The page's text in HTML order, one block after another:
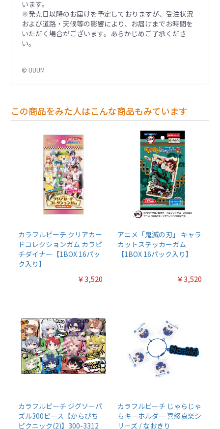
います。
※発売日以降のお届けを予定しておりますが、受注状況
および道路・天候等の影響により、お届けまでお時間を
いただく場合がございます。あらかじめご了承くださ
い。
© UUUM
この商品をみた人はこんな商品もみています
カラフルピーチ クリアカー
ドコレクションガム カラピ
チダイナー【1BOX 16パッ
ク入り】
￥3,520
アニメ「鬼滅の刃」 キャラ
カットステッカーガム
【1BOX 16パック入り】
￥3,520
カラフルピーチ ジグソーパ
ズル300ピース【からぴち
ピクニック(2)】300-3312
カラフルピーチ じゃらじゃ
らキーホルダー 喜怒哀楽シ
リーズ / なおきり